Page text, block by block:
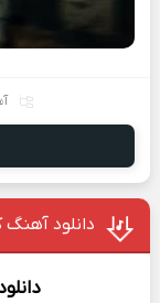
دانلود